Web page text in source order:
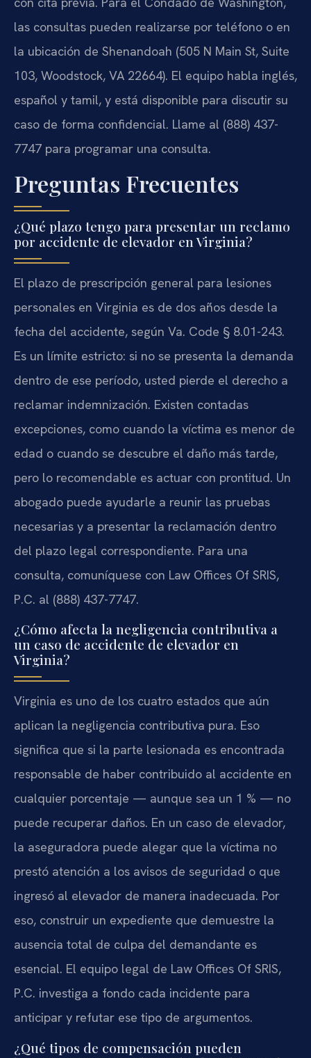
las consultas pueden realizarse por teléfono o en
la ubicación de Shenandoah (505 N Main St, Suite
103, Woodstock, VA 22664). El equipo habla inglés,
español y tamil, y está disponible para discutir su
caso de forma confidencial. Llame al (888) 437-
7747 para programar una consulta.
Preguntas Frecuentes
¿Qué plazo tengo para presentar un reclamo
por accidente de elevador en Virginia?
El plazo de prescripción general para lesiones
personales en Virginia es de dos años desde la
fecha del accidente, según Va. Code § 8.01-243.
Es un límite estricto: si no se presenta la demanda
dentro de ese período, usted pierde el derecho a
reclamar indemnización. Existen contadas
excepciones, como cuando la víctima es menor de
edad o cuando se descubre el daño más tarde,
pero lo recomendable es actuar con prontitud. Un
abogado puede ayudarle a reunir las pruebas
necesarias y a presentar la reclamación dentro
del plazo legal correspondiente. Para una
consulta, comuníquese con Law Offices Of SRIS,
P.C. al (888) 437-7747.
¿Cómo afecta la negligencia contributiva a
un caso de accidente de elevador en
Virginia?
Virginia es uno de los cuatro estados que aún
aplican la negligencia contributiva pura. Eso
significa que si la parte lesionada es encontrada
responsable de haber contribuido al accidente en
cualquier porcentaje — aunque sea un 1 % — no
puede recuperar daños. En un caso de elevador,
la aseguradora puede alegar que la víctima no
prestó atención a los avisos de seguridad o que
ingresó al elevador de manera inadecuada. Por
eso, construir un expediente que demuestre la
ausencia total de culpa del demandante es
esencial. El equipo legal de Law Offices Of SRIS,
P.C. investiga a fondo cada incidente para
anticipar y refutar ese tipo de argumentos.
¿Qué tipos de compensación pueden